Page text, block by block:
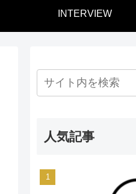
INTERVIEW
人気記事